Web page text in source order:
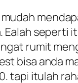
seperti
rumit
bisa anda
tapi itulah